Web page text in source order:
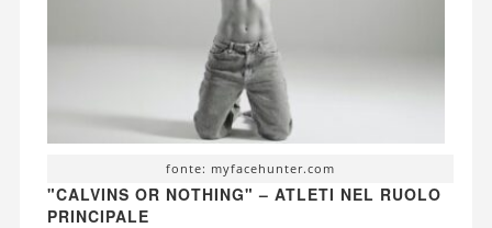
fonte: myfacehunter.com
"CALVINS OR NOTHING" – ATLETI NEL RUOLO
PRINCIPALE